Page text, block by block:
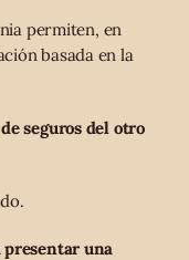
permiten, en
basada en la
seguros del otro
presentar una